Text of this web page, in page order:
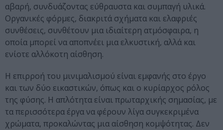
αβαρή, συνδυάζοντας εύθραυστα και συμπαγή υλικά.
Οργανικές φόρμες, διακριτά σχήματα και ελαφριές
συνθέσεις, συνθέτουν μια ιδιαίτερη ατμόσφαιρα, η
οποία μπορεί να αποπνέει μια ελκυστική, αλλά και
ενίοτε αλλόκοτη αίσθηση.
Η επιρροή του μινιμαλισμού είναι εμφανής στο έργο
και των δύο εικαστικών, όπως και ο κυρίαρχος ρόλος
της φύσης. Η απλότητα είναι πρωταρχικής σημασίας, με
τα περισσότερα έργα να φέρουν λίγα συγκεκριμένα
χρώματα, προκαλώντας μια αίσθηση κομψότητας. Δεν